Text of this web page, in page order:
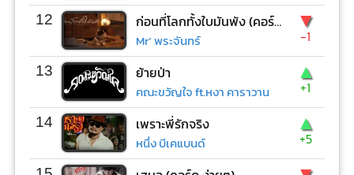
12 ก่อนที่โลกทั้งใบมันพัง (คอร์ด ง่ายๆ)
Mr’ พระจันทร์
▼
-1
13 ย้ายป่า
คณะขวัญใจ ft.หงา คาราวาน
▲
+1
14 เพราะพี่รักจริง
หนึ่ง บีเคแบนด์
▲
+5